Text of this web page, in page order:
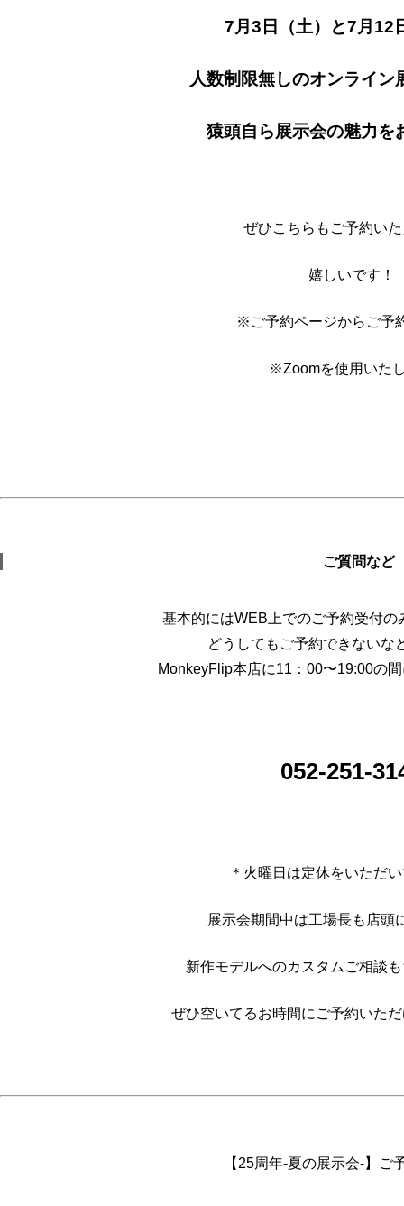
7月3日（土）と7月12
人数制限無しのオンライン
猿頭自ら展示会の魅力を
ぜひこちらもご予約い
嬉しいです！
※ご予約ページからご予
※Zoomを使用いた
ご質問など
基本的にはWEB上でのご予約受付の
どうしてもご予約できないな
MonkeyFlip本店に11：00〜19:00の
052-251-
＊火曜日は定休をいただ
展示会期間中は工場長も店頭
新作モデルへのカスタムご相談
ぜひ空いてるお時間にご予約いた
【25周年-夏の展示会-】ご